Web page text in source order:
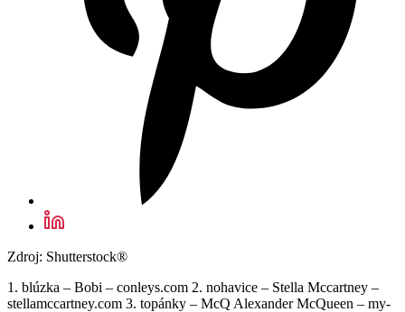
Zdroj: Shutterstock®
1. blúzka – Bobi – conleys.com 2. nohavice – Stella Mccartney –
stellamccartney.com 3. topánky – McQ Alexander McQueen – my-